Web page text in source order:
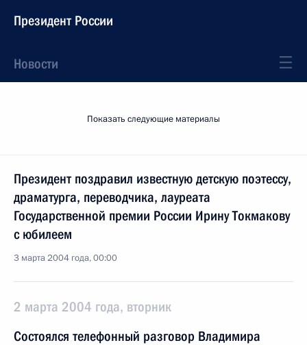
Президент России
Новости
Показать следующие материалы
Президент поздравил известную детскую поэтессу,
драматурга, переводчика, лауреата
Государственной премии России Ирину Токмакову
с юбилеем
3 марта 2004 года, 00:00
2 марта 2004 года, вторник
Состоялся телефонный разговор Владимира